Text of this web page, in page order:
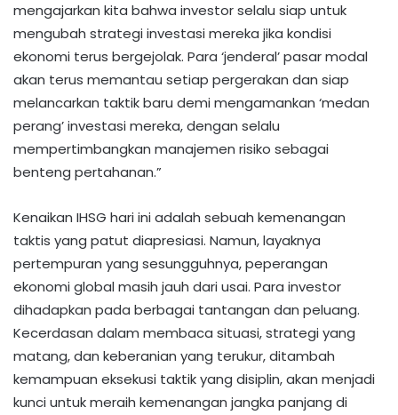
mengajarkan kita bahwa investor selalu siap untuk
mengubah strategi investasi mereka jika kondisi
ekonomi terus bergejolak. Para ‘jenderal’ pasar modal
akan terus memantau setiap pergerakan dan siap
melancarkan taktik baru demi mengamankan ‘medan
perang’ investasi mereka, dengan selalu
mempertimbangkan manajemen risiko sebagai
benteng pertahanan.”
Kenaikan IHSG hari ini adalah sebuah kemenangan
taktis yang patut diapresiasi. Namun, layaknya
pertempuran yang sesungguhnya, peperangan
ekonomi global masih jauh dari usai. Para investor
dihadapkan pada berbagai tantangan dan peluang.
Kecerdasan dalam membaca situasi, strategi yang
matang, dan keberanian yang terukur, ditambah
kemampuan eksekusi taktik yang disiplin, akan menjadi
kunci untuk meraih kemenangan jangka panjang di